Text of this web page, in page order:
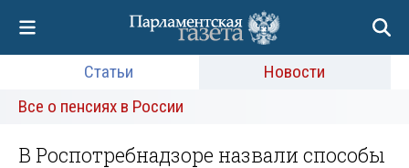
Статьи
Новости
Все о пенсиях в России
В Роспотребнадзоре назвали способы